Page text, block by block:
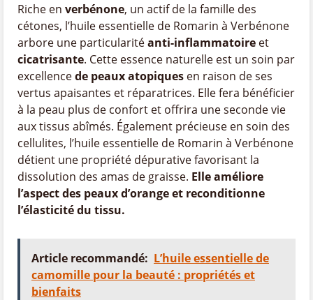
Riche en verbénone, un actif de la famille des
cétones, l’huile essentielle de Romarin à Verbénone
arbore une particularitéanti-inflammatoire et
cicatrisante. Cette essence naturelle est un soin par
excellencede peaux atopiques en raison de ses
vertus apaisantes et réparatrices. Elle fera bénéficier
à la peau plus de confort et offrira une seconde vie
aux tissus abîmés. Également précieuse en soin des
cellulites, l’huile essentielle de Romarin à Verbénone
détient une propriété dépurative favorisant la
dissolution des amas de graisse. Elle améliore
l’aspect des peaux d’orange et reconditionne
l’élasticité du tissu.
Article recommandé: L’huile essentielle de
camomille pour la beauté : propriétés et
bienfaits